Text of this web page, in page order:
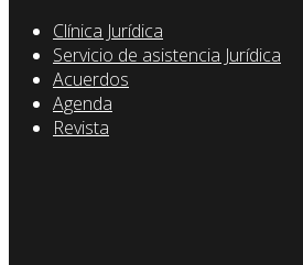
Clínica Jurídica
Servicio de asistencia Jurídica
Acuerdos
Agenda
Revista